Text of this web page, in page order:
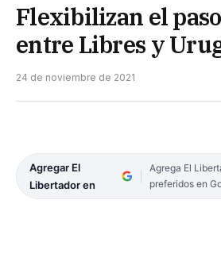
Flexibilizan el
entre Libres y
24 de noviembre de 2021
Agregar El
Libertador en
Agrega El
preferidos en